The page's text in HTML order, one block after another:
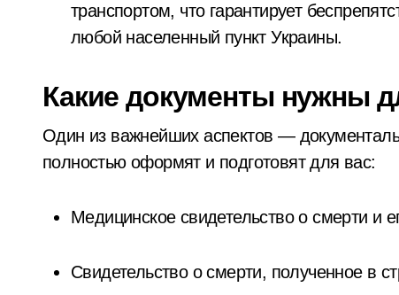
транспортом, что гарантирует
любой населенный пункт Украины.
Какие документы нужны
Один из важнейших аспектов —
полностью оформят и подготовят для вас:
Медицинское свидетельство о смерти и
Свидетельство о смерти, полученное в